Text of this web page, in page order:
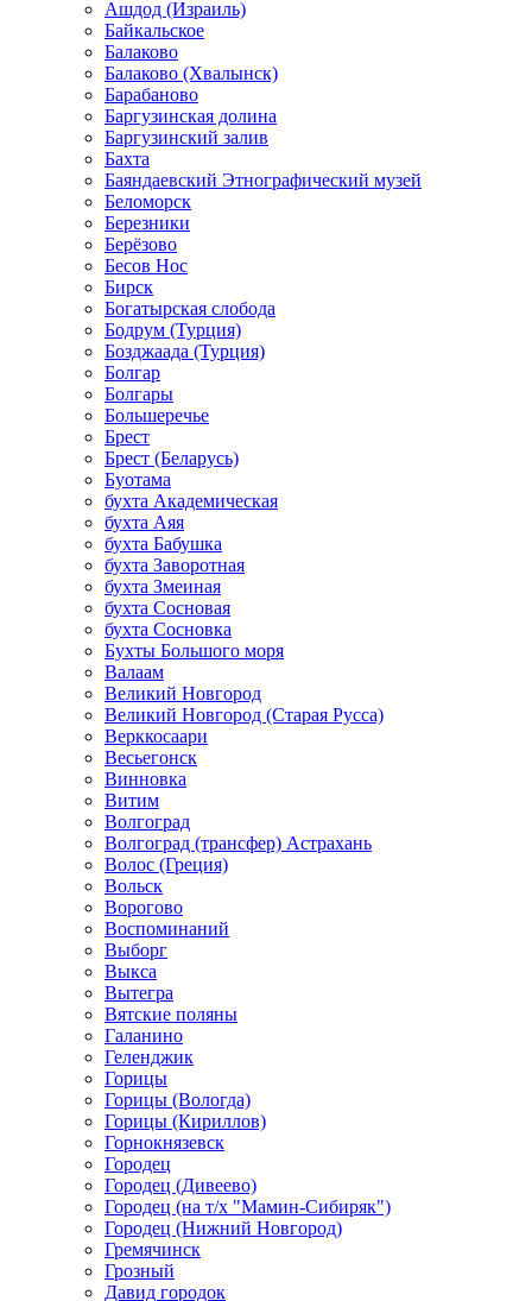
Ашдод (Израиль)
Байкальское
Балаково
Балаково (Хвалынск)
Барабаново
Баргузинская долина
Баргузинский залив
Бахта
Баяндаевский Этнографический музей
Беломорск
Березники
Берёзово
Бесов Нос
Бирск
Богатырская слобода
Бодрум (Турция)
Бозджаада (Турция)
Болгар
Болгары
Большеречье
Брест
Брест (Беларусь)
Буотама
бухта Академическая
бухта Аяя
бухта Бабушка
бухта Заворотная
бухта Змеиная
бухта Сосновая
бухта Сосновка
Бухты Большого моря
Валаам
Великий Новгород
Великий Новгород (Старая Русса)
Верккосаари
Весьегонск
Винновка
Витим
Волгоград
Волгоград (трансфер) Астрахань
Волос (Греция)
Вольск
Ворогово
Воспоминаний
Выборг
Выкса
Вытегра
Вятские поляны
Галанино
Геленджик
Горицы
Горицы (Вологда)
Горицы (Кириллов)
Горнокнязевск
Городец
Городец (Дивеево)
Городец (на т/х "Мамин-Сибиряк")
Городец (Нижний Новгород)
Гремячинск
Грозный
Давид городок